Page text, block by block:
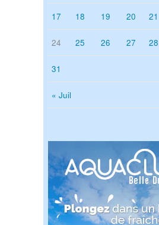
« Juil
17 18 19 20 21
24 25 26 27 28
31